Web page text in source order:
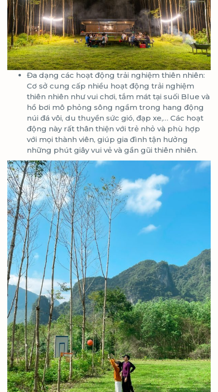
Đa dạng các hoạt động trải nghiệm thiên nhiên:
Cơ sở cung cấp nhiều hoạt động trải nghiệm
thiên nhiên như vui chơi, tắm mát tại suối Blue và
hồ bơi mô phỏng sông ngầm trong hang động
núi đá vôi, du thuyền sức gió, đạp xe,… Các hoạt
động này rất thân thiện với trẻ nhỏ và phù hợp
với mọi thành viên, giúp gia đình tận hưởng
những phút giây vui vẻ và gần gũi thiên nhiên.